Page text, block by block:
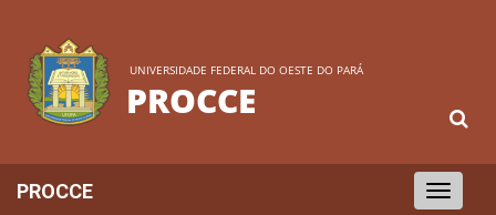
UNIVERSIDADE FEDERAL DO OESTE DO PARÁ
PROCCE
Toggle
navigation
PROCCE